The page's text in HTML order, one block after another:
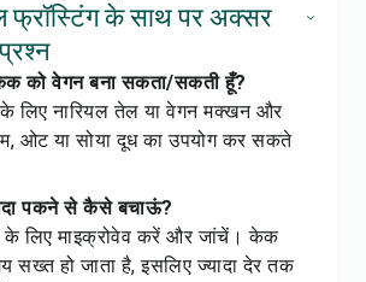
फ्रॉस्टिंग के साथ पर अक्सर
को वेगन बना सकता/सकती हूँ?
लिए नारियल तेल या वेगन मक्खन और
ओट या सोया दूध का उपयोग कर सकते
पकने से कैसे बचाऊं?
लिए माइक्रोवेव करें और जांचें। केक
सख्त हो जाता है, इसलिए ज्यादा देर तक